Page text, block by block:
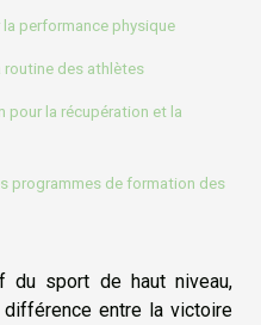
performance physique
routine des athlètes
pour la récupération et la
programmes de formation des
du sport de haut niveau,
entre la victoire